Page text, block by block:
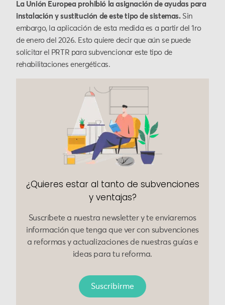
La Unión Europea prohibió la asignación de ayudas para
instalación y sustitución de este tipo de sistemas.Sin
embargo, la aplicación de esta medida es a partir del 1ro
de enero del 2026. Esto quiere decir que aún se puede
solicitar el PRTR para subvencionar este tipo de
rehabilitaciones energéticas.
¿Quieres estar al tanto de subvenciones
y ventajas?
Suscríbete a nuestra newsletter y te enviaremos
información que tenga que ver con subvenciones
a reformas y actualizaciones de nuestras guías e
ideas para tu reforma.
Suscribirme